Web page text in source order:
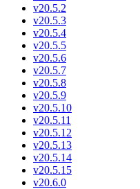
v20.5.2
v20.5.3
v20.5.4
v20.5.5
v20.5.6
v20.5.7
v20.5.8
v20.5.9
v20.5.10
v20.5.11
v20.5.12
v20.5.13
v20.5.14
v20.5.15
v20.6.0